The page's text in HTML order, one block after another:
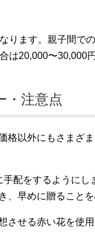
ります。親子間で
は20,000〜30,000
・注意点
格以外にもさまざ
配をするようにし
早めに贈ることを
させる赤い花を使